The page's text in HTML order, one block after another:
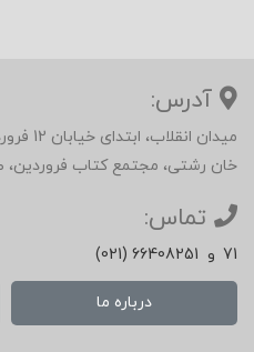
آدرس:
میدان
خان رشتی، مجتمع کتاب فروردین،
تماس:
(021) 66408251 و 71
درباره ما